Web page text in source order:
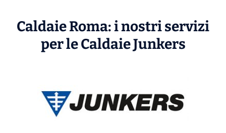
Caldaie Roma: i nostri servizi
per le CaldaieJunkers